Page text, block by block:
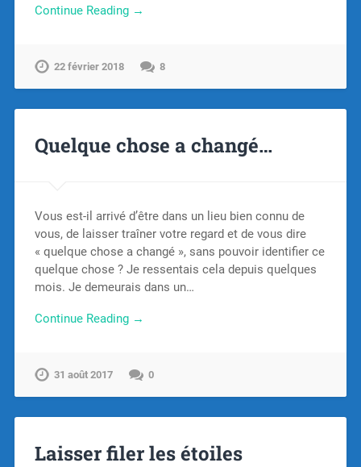
Continue Reading →
22 février 2018 8
Quelque chose a changé…
Vous est-il arrivé d’être dans un lieu bien connu de
vous, de laisser traîner votre regard et de vous dire
« quelque chose a changé », sans pouvoir identifier ce
quelque chose ? Je ressentais cela depuis quelques
mois. Je demeurais dans un…
Continue Reading →
31 août 2017 0
Laisser filer les étoiles